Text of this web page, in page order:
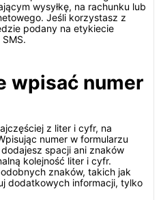
wysyłkę, na rachunku lub
Jeśli korzystasz z
podany na etykiecie
wpisać numer
z liter i cyfr, na
numer w formularzu
spacji ani znaków
kolejność liter i cyfr.
znaków, takich jak
dodatkowych informacji, tylko